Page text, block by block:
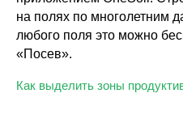
на полях по многолетним
любого поля это можно
«Посев».
Как выделить зоны